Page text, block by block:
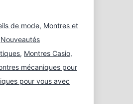
de mode, Montres et
Nouveautés
, Montres Casio,
mécaniques pour
pour vous avec